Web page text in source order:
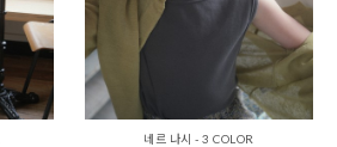
네르 나시 - 3 COLOR